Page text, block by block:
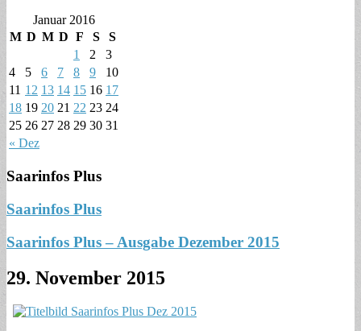
Januar 2016
M D M D F S S
« Dez
1 2
3
4
5 6 7 8 9
10
11 12 13 14 15 16 17
18 19 20 21 22 23 24
25 26 27 28 29 30 31
Saarinfos Plus
Saarinfos Plus
Saarinfos Plus – Ausgabe Dezember 2015
29. November 2015